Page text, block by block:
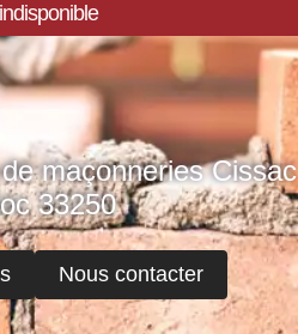
maçonneries Cissac
33250
Nous contacter